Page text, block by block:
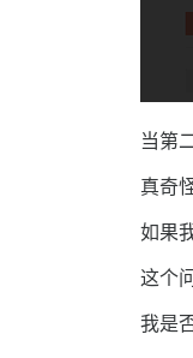
当第
真奇
如果
这个
我是